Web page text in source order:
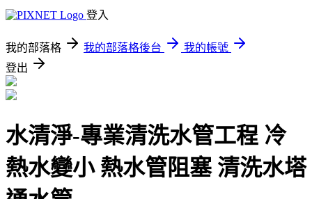
登入
我的部落格 我的部落格後台
我的帳號
登出
水清淨-專業清洗水管工程 冷
熱水變小 熱水管阻塞 清洗水塔